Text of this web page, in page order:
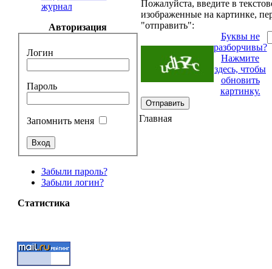
журнал
Авторизация
Логин
Пароль
Запомнить меня
Забыли пароль?
Забыли логин?
Статистика
Пожалуйста, введите в
изображенные на картинке,
"отправить":
Буквы не
разборчивы?
Нажмите
здесь, чтобы
обновить
картинку.
Отправить
Главная